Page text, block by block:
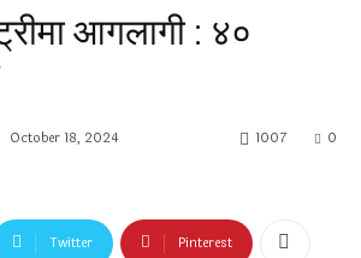
आगलागी : ४०
October 18, 2024 0
1007
Twitter Pinterest